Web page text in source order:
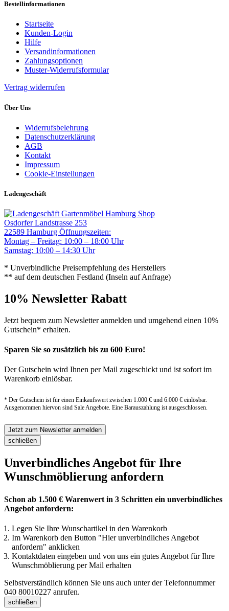
Bestellinformationen
Startseite
Kunden-Login
Hilfe
Versandinformationen
Zahlungsoptionen
Muster-Widerrufsformular
Vertrag widerrufen
Über Uns
Widerrufsbelehrung
Datenschutzerklärung
AGB
Kontakt
Impressum
Cookie-Einstellungen
Ladengeschäft
Gartenmöbel Hamburg Shop
Osdorfer Landstrasse 253
22589 Hamburg Öffnungszeiten:
Montag – Freitag: 10:00 – 18:00 Uhr
Samstag: 10:00 – 14:30 Uhr
* Unverbindliche Preisempfehlung des Herstellers
** auf dem deutschen Festland (Inseln auf Anfrage)
10% Newsletter Rabatt
Jetzt bequem zum Newsletter anmelden und umgehend einen 10%
Gutschein* erhalten.
Sparen Sie so zusätzlich bis zu 600 Euro!
Der Gutschein wird Ihnen per Mail zugeschickt und ist sofort im
Warenkorb einlösbar.
* Der Gutschein ist für einen Einkaufswert zwischen 1.000 € und 6.000 € einlösbar.
Ausgenommen hiervon sind Sale Angebote. Eine Barauszahlung ist ausgeschlossen.
Jetzt zum Newsletter anmelden
schließen
Unverbindliches Angebot für Ihre
Wunschmöblierung anfordern
Schon ab 1.500 € Warenwert in 3 Schritten ein unverbindliches
Angebot anfordern:
Legen Sie Ihre Wunschartikel in den Warenkorb
Im Warenkorb den Button "Hier unverbindliches Angebot
anfordern" anklicken
Kontaktdaten eingeben und von uns ein gutes Angebot für Ihre
Wunschmöblierung per Mail erhalten
Selbstverständlich können Sie uns auch unter der Telefonnummer
040 80010227 anrufen.
schließen